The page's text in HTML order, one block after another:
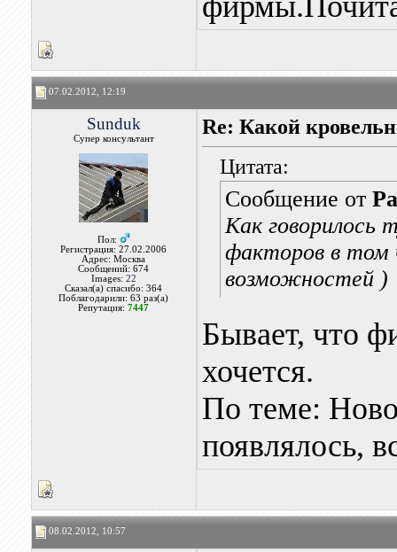
07.02.2012, 12:19
Sunduk
Супер консультант
Пол:
Регистрация: 27.02.2006
Адрес: Москва
Сообщений: 674
Images: 22
Сказал(а) спасибо: 364
Поблагодарили: 63 раз(а)
Репутация:7447
Re: Какой
Цитата:
Сообщение от
Как говорилось
факторов в том
возможностей )
Бывает, что
хочется.
По теме:
появлялось,
08.02.2012, 10:57